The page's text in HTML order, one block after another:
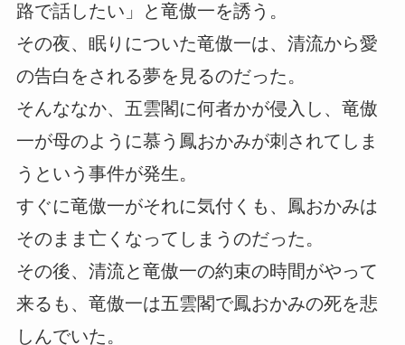
路で話したい」と竜傲一を誘う。
その夜、眠りについた竜傲一は、清流から愛
の告白をされる夢を見るのだった。
そんななか、五雲閣に何者かが侵入し、竜傲
一が母のように慕う鳳おかみが刺されてしま
うという事件が発生。
すぐに竜傲一がそれに気付くも、鳳おかみは
そのまま亡くなってしまうのだった。
その後、清流と竜傲一の約束の時間がやって
来るも、竜傲一は五雲閣で鳳おかみの死を悲
しんでいた。